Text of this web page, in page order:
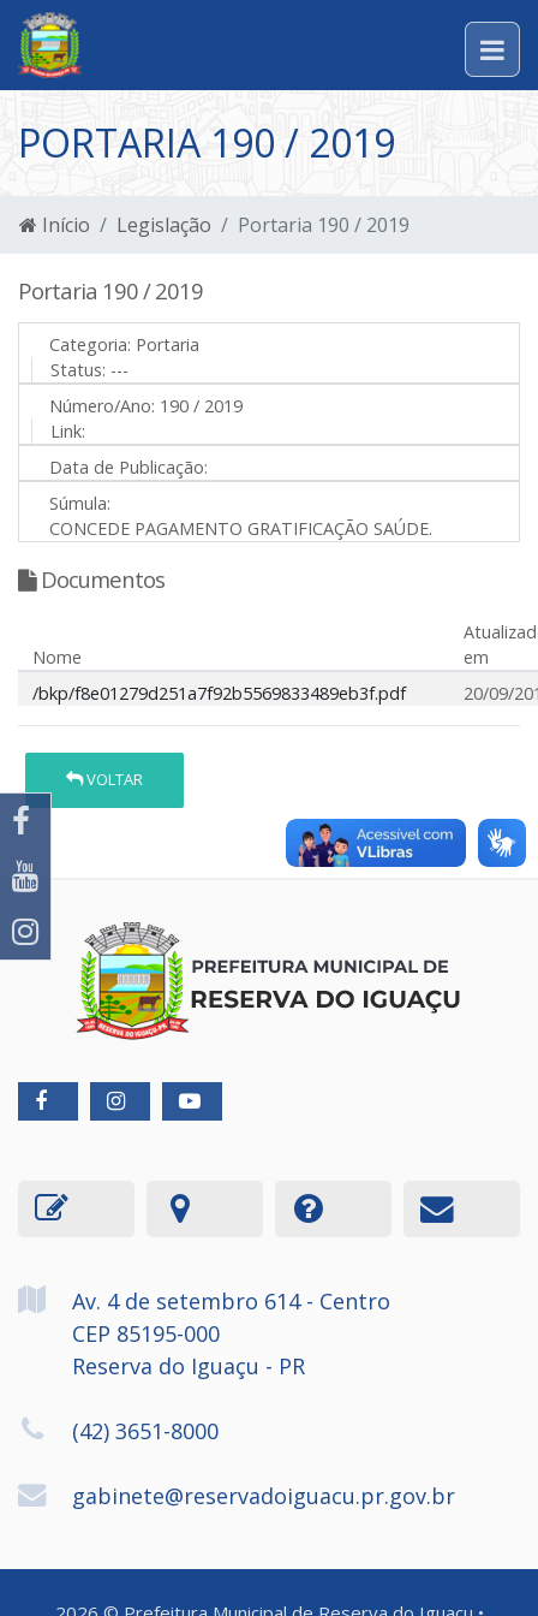
PORTARIA 190 / 2019
Início Legislação Portaria 190 / 2019
Portaria 190 / 2019
Categoria: Portaria
Status: ---
Número/Ano: 190 / 2019
Link:
Data de Publicação:
Súmula:
CONCEDE PAGAMENTO GRATIFICAÇÃO SAÚDE.
Documentos
Nome
em
/bkp/f8e01279d251a7f92b5569833489eb3f.pdf
20/09/
VOLTAR
Av. 4 de setembro 614 - Centro
CEP 85195-000
Reserva do Iguaçu - PR
(42) 3651-8000
gabinete@reservadoiguacu.pr.gov.br